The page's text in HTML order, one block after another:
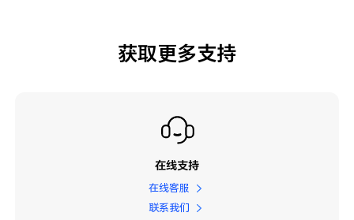
获取更多支持
在线支持
在线客服
联系我们